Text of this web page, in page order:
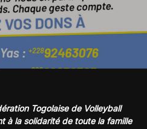
Togolaise de Volleyball
à la solidarité de toute la famille